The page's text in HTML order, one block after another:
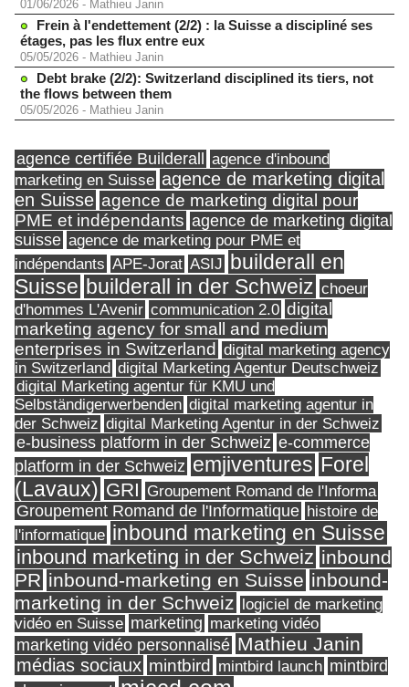
01/06/2026 - Mathieu Janin
Frein à l'endettement (2/2) : la Suisse a discipliné ses
étages, pas les flux entre eux
05/05/2026 - Mathieu Janin
Debt brake (2/2): Switzerland disciplined its tiers, not
the flows between them
05/05/2026 - Mathieu Janin
agence certifiée Builderall
agence d'inbound
marketing en Suisse agence de marketing digital
en Suisse agence de marketing digital pour
PME et indépendants agence de marketing digital
suisse agence de marketing pour PME et
indépendants APE-Jorat ASIJ builderall en
Suisse builderall in der Schweiz choeur
d'hommes L'Avenir communication 2.0 digital
marketing agency for small and medium
enterprises in Switzerland digital marketing agency
in Switzerland digital Marketing Agentur Deutschweiz
digital Marketing agentur für KMU und
Selbständigerwerbenden digital marketing agentur in
der Schweiz digital Marketing Agentur in der Schweiz
e-business platform in der Schweiz e-commerce
platform in der Schweiz emjiventures Forel
(Lavaux) GRI Groupement Romand de l'Informa
Groupement Romand de l'Informatique histoire de
l'informatique inbound marketing en Suisse
inbound marketing in der Schweiz inbound
PR inbound-marketing en Suisse inbound-
marketing in der Schweiz logiciel de marketing
vidéo en Suisse marketing marketing vidéo
marketing vidéo personnalisé Mathieu Janin
médias sociaux mintbird mintbird launch mintbird